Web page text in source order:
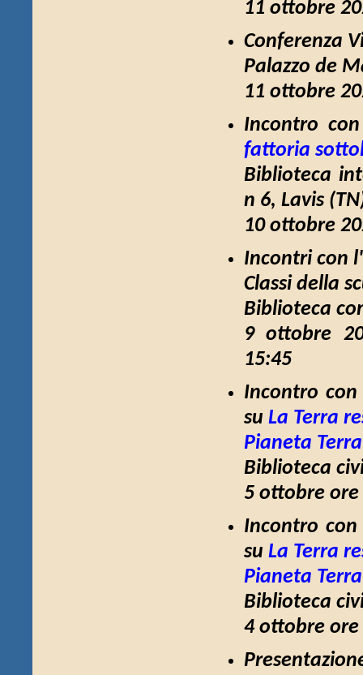
11 ottobre
Conferenza
Palazzo de
11 ottobre
Incontro
fattoria
Biblioteca
n 6, Lavis
10 ottobre
Incontri con
Classi della
Biblioteca
9 ottobre
15:45
Incontro
su La Terra
Pianeta
Biblioteca
5 ottobre ore
Incontro
su La Terra
Pianeta
Biblioteca
4 ottobre ore